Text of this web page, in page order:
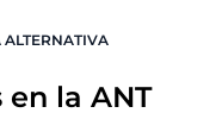
ALTERNATIVA
en la ANT